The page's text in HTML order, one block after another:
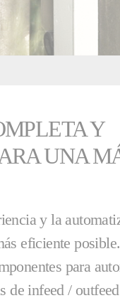
Y
UNA
y la
eficiente
para
de infeed /